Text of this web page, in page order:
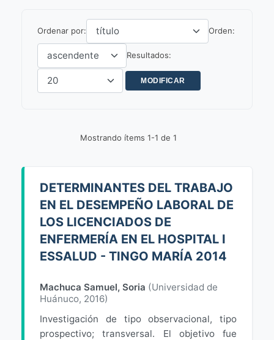
Ordenar por: Orden:
Resultados:
Mostrando ítems 1-1 de 1
DETERMINANTES DEL TRABAJO
EN EL DESEMPEÑO LABORAL DE
LOS LICENCIADOS DE
ENFERMERÍA EN EL HOSPITAL I
ESSALUD - TINGO MARÍA 2014
Machuca Samuel, Soria (Universidad de
Huánuco, 2016)
Investigación de tipo observacional, tipo
prospectivo; transversal. El objetivo fue